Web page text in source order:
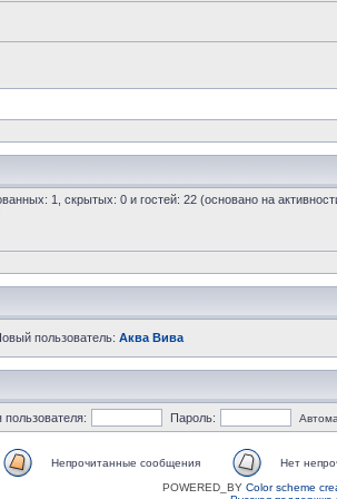
1, скрытых: 0 и гостей: 22 (основано на
пользователь: Аква Вива
пользователя: Пароль:
Непрочитанные сообщения Нет
POWERED_BY Color scheme